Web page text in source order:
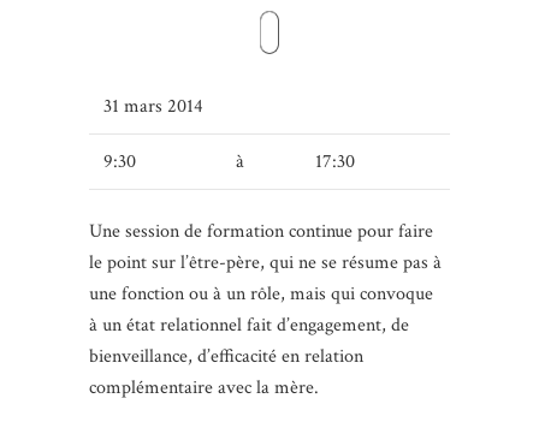
31 mars 2014
9:30 à 17:30
Une session de formation continue pour faire
le point sur l’être-père, qui ne se résume pas à
une fonction ou à un rôle, mais qui convoque
à un état relationnel fait d’engagement, de
bienveillance, d’efficacité en relation
complémentaire avec la mère.